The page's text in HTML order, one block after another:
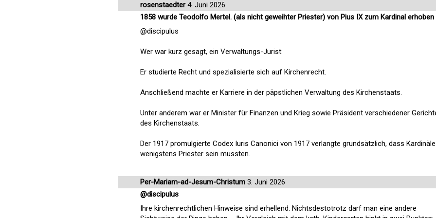
rosenstaedter4. Juni 2026
1858 wurde Teodolfo Mertel. (als nicht geweihter Priester) von Pius IX zum Kardinal erhoben
@discipulus
Wer war kurz gesagt, ein Verwaltungs-Jurist:
Er studierte Recht und spezialisierte sich auf Kirchenrecht.
Anschließend machte er Karriere in der päpstlichen Verwaltung des Kirchenstaats.
Unter anderem war er Minister für Finanzen und Krieg sowie Präsident verschiedener
des Kirchenstaats.
Der 1917 promulgierte Codex Iuris Canonici von 1917 verlangte grundsätzlich, dass Kardinäle
wenigstens Priester sein mussten.
Per-Mariam-ad-Jesum-Christum 3. Juni 2026
@discipulus
Ihre kirchenrechtlichen Hinweise sind erhellend. Nichtsdestotrotz darf man eine andere